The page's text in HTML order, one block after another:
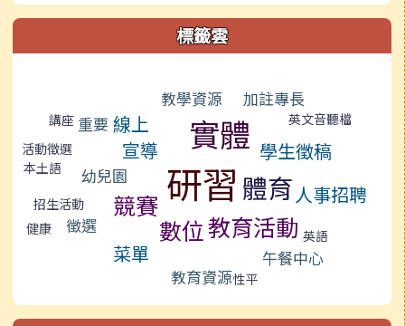
標籤雲
教學資源 加註專長
講座 重要 線上 實體
英文音聽檔
活動徵選
宣導 學生徵稿
本土語 幼兒園 研習 體育
招生活動 競賽 人事招聘
健康 徵選 數位教育活動
菜單
英語
午餐中心
教育資源性平